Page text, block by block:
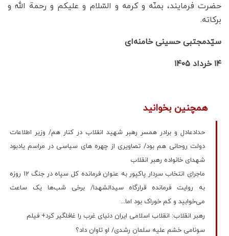
حضرت فرمایند، بمنّه و کرمه و السّلام و علیکم و رحمة الله و
برکاته.
سیّدمجتبی حسینی خامنه‌ای
۱۴ خرداد ۱۴۰۵
همچنین بخوانید
حدادعادل و برادر همسر رهبر شهید انقلاب در کنار هم/ وزیر اطلاعات
دولت روحانی هم بود/ تصاویری از چهره های سیاسی در مراسم یادبود
شهدای خانواده رهبر انقلاب
ماجرای انتخاب سردار پاکپور به عنوان فرمانده کل سپاه در جنگ 12 روزه
به روایت فرمانده قرارگاه سیدالشهدا/ برخی شب‌ها یک ساعت
می‌خوابید و کم خوراک بود اما...
رهبر انقلاب: انقلاب اسلامی ایران دنیای غرب را غافلگیر کرد+ فیلم
سونامی خشم علیه سلمان رشدی/ او تاوان داد؟